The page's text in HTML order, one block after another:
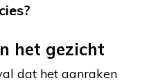
het gezicht
dat het aanraken